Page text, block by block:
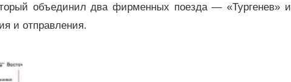
объединил два фирменных поезда — «Тургенев» и
и отправления.